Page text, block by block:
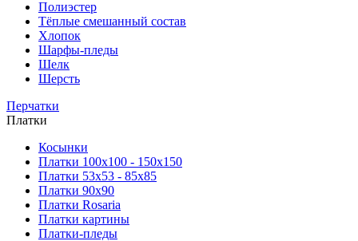
Полиэстер
Тёплые смешанный состав
Хлопок
Шарфы-пледы
Шелк
Шерсть
Перчатки
Платки
Косынки
Платки 100х100 - 150х150
Платки 53х53 - 85х85
Платки 90х90
Платки Rosaria
Платки картины
Платки-пледы